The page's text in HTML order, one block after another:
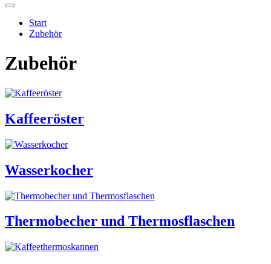
Start
Zubehör
Zubehör
Kaffeeröster
Wasserkocher
Thermobecher und Thermosflaschen